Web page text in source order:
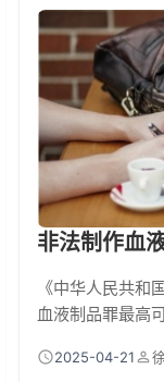
若涉及孕产妇、
药，将从重处罚
生产假冒降压药
非法制作血
《中华人民共和
血液制品罪最高
情节：处五年以
2025-04-21